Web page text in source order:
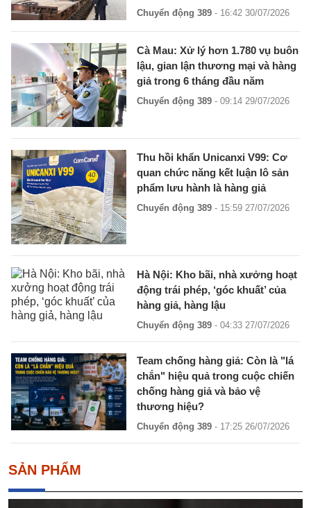
Chuyển động 389 - 16:42 30/07/2026
Cà Mau: Xử lý hơn 1.780 vụ buôn
lậu, gian lận thương mại và hàng
giả trong 6 tháng đầu năm
Chuyển động 389 - 09:14 29/07/2026
Thu hồi khẩn Unicanxi V99: Cơ
quan chức năng kết luận lô sản
phẩm lưu hành là hàng giả
Chuyển động 389 - 15:59 27/07/2026
Hà Nội: Kho bãi, nhà xưởng hoạt
động trái phép, ‘góc khuất’ của
hàng giả, hàng lậu
Chuyển động 389 - 04:33 27/07/2026
Team chống hàng giả: Còn là "lá
chắn" hiệu quả trong cuộc chiến
chống hàng giả và bảo vệ
thương hiệu?
Chuyển động 389 - 17:25 26/07/2026
SẢN PHẨM